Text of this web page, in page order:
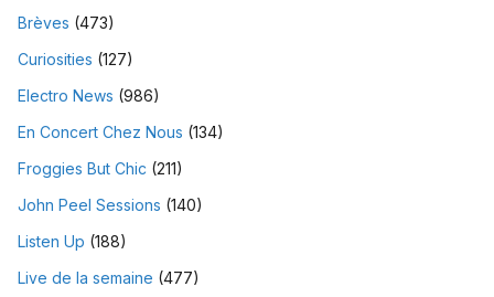
Brèves (473)
Curiosities (127)
Electro News (986)
En Concert Chez Nous (134)
Froggies But Chic (211)
John Peel Sessions (140)
Listen Up (188)
Live de la semaine (477)